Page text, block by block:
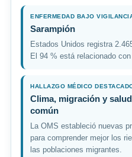
ENFERMEDAD BAJO
Sarampión
Estados Unidos registra
El 94 % está relacionado
HALLAZGO MÉDICO
Clima, migración y
común
La OMS estableció nuevas
para comprender mejor los
las poblaciones migrantes.